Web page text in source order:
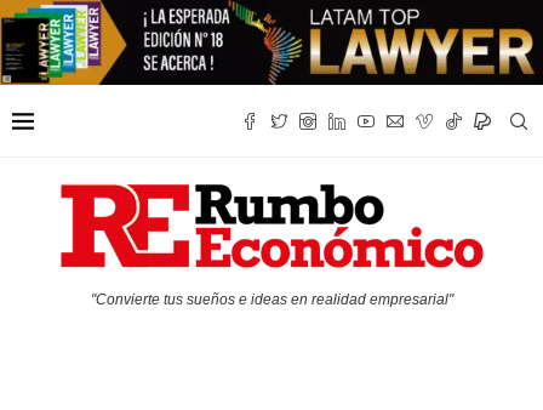
"Convierte tus sueños e ideas en realidad empresarial"